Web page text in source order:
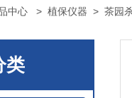
中心 > 植保仪器 > 茶园
类